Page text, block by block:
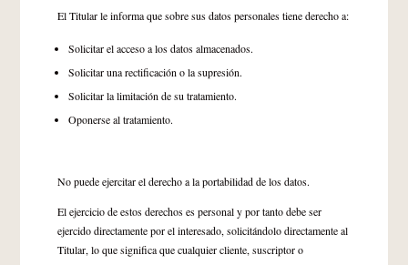
El Titular le informa que sobre sus datos personales tiene derecho a:
Solicitar el acceso a los datos almacenados.
Solicitar una rectificación o la supresión.
Solicitar la limitación de su tratamiento.
Oponerse al tratamiento.
No puede ejercitar el derecho a la portabilidad de los datos.
El ejercicio de estos derechos es personal y por tanto debe ser
ejercido directamente por el interesado, solicitándolo directamente al
Titular, lo que significa que cualquier cliente, suscriptor o